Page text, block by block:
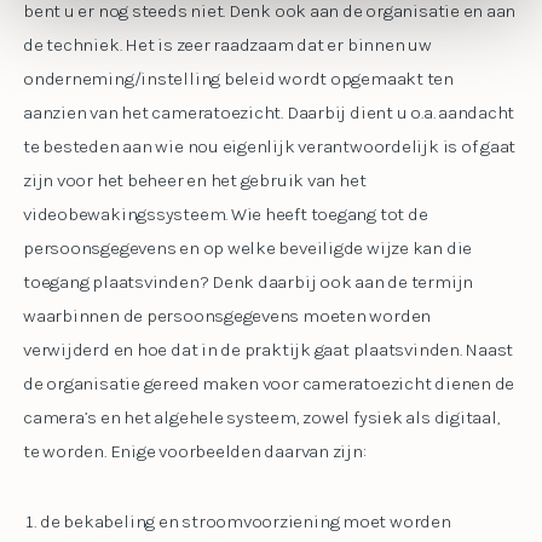
bent u er nog steeds niet. Denk ook aan de organisatie en aan
de techniek. Het is zeer raadzaam dat er binnen uw
onderneming/instelling beleid wordt opgemaakt ten
aanzien van het cameratoezicht. Daarbij dient u o.a. aandacht
te besteden aan wie nou eigenlijk verantwoordelijk is of gaat
zijn voor het beheer en het gebruik van het
videobewakingssysteem. Wie heeft toegang tot de
persoonsgegevens en op welke beveiligde wijze kan die
toegang plaatsvinden? Denk daarbij ook aan de termijn
waarbinnen de persoonsgegevens moeten worden
verwijderd en hoe dat in de praktijk gaat plaatsvinden. Naast
de organisatie gereed maken voor cameratoezicht dienen de
camera’s en het algehele systeem, zowel fysiek als digitaal,
te worden. Enige voorbeelden daarvan zijn:
de bekabeling en stroomvoorziening moet worden